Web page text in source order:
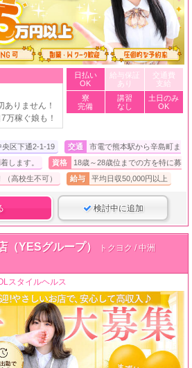
ありません！
万稼ぐ娘も！
日払い
OK
給与保証
あり
交通費
支給
寮
完備
講習
なし
土日のみ
OK
央区下通2-1-19 交通
市電で熊本駅から辛島町ま
します。
資格
18歳～28歳位までの方を特に募
高校生不可）
給与 平均日収50,000円以上
検討中に追加
（YESグループ） トクヨク / 中洲
スタイルヘルス